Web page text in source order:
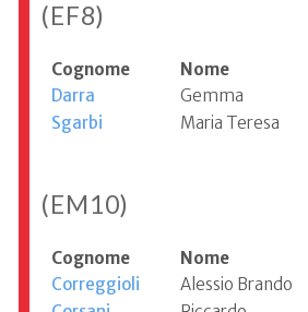
(EF8)
Cognome Nome
Darra
Gemma
Sgarbi
Maria Teresa
(EM10)
Cognome Nome
Correggioli
Alessio Brando